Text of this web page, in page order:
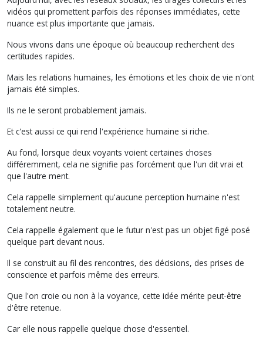
vidéos qui promettent parfois des réponses immédiates, cette
nuance est plus importante que jamais.
Nous vivons dans une époque où beaucoup recherchent des
certitudes rapides.
Mais les relations humaines, les émotions et les choix de vie n'ont
jamais été simples.
Ils ne le seront probablement jamais.
Et c'est aussi ce qui rend l'expérience humaine si riche.
Au fond, lorsque deux voyants voient certaines choses
différemment, cela ne signifie pas forcément que l'un dit vrai et
que l'autre ment.
Cela rappelle simplement qu'aucune perception humaine n'est
totalement neutre.
Cela rappelle également que le futur n'est pas un objet figé posé
quelque part devant nous.
Il se construit au fil des rencontres, des décisions, des prises de
conscience et parfois même des erreurs.
Que l'on croie ou non à la voyance, cette idée mérite peut-être
d'être retenue.
Car elle nous rappelle quelque chose d'essentiel.